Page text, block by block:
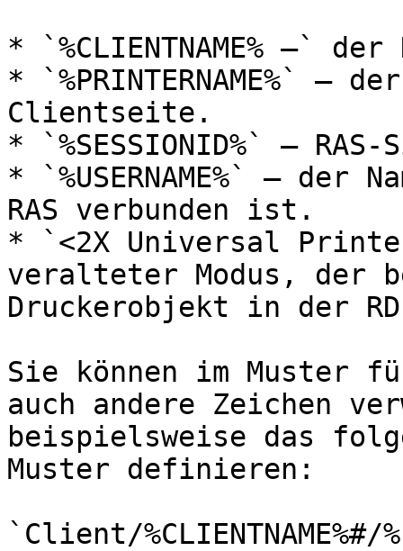
* `%CLIENTNAME% –`
* `%PRINTERNAME%` –
Clientseite.
* `%SESSIONID%` –
* `%USERNAME%` – der
RAS verbunden ist.
* `<2X Universal
veralteter Modus, der
Druckerobjekt in der
Sie können im Muster
auch andere Zeichen
beispielsweise das
Muster definieren:
`Client/%CLIENTNAME%#/